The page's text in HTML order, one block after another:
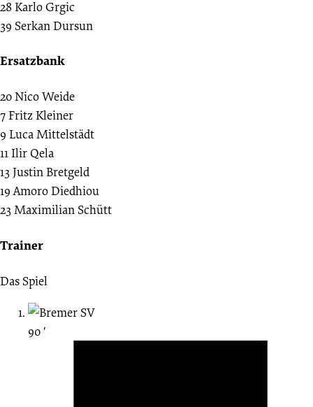
28Karlo Grgic
39 Serkan Dursun
Ersatzbank
20Nico Weide
7Fritz Kleiner
9 Luca Mittelstädt
11Ilir Qela
13Justin Bretgeld
19 Amoro Diedhiou
23Maximilian Schütt
Trainer
Das Spiel
90 ′